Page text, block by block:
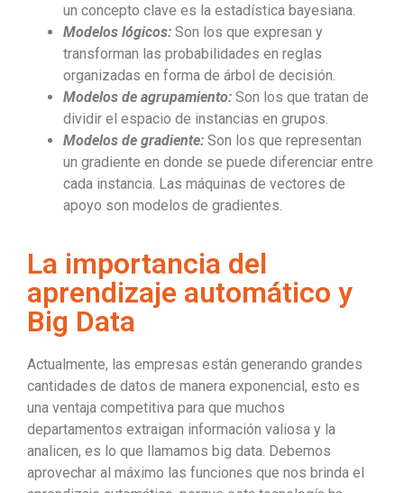
un concepto clave es la estadística bayesiana.
Modelos lógicos: Son los que expresan y
transforman las probabilidades en reglas
organizadas en forma de árbol de decisión.
Modelos de agrupamiento: Son los que tratan de
dividir el espacio de instancias en grupos.
Modelos de gradiente: Son los que representan
un gradiente en donde se puede diferenciar entre
cada instancia. Las máquinas de vectores de
apoyo son modelos de gradientes.
La importancia del
aprendizaje automático y
Big Data
Actualmente, las empresas están generando grandes
cantidades de datos de manera exponencial, esto es
una ventaja competitiva para que muchos
departamentos extraigan información valiosa y la
analicen, es lo que llamamos big data. Debemos
aprovechar al máximo las funciones que nos brinda el